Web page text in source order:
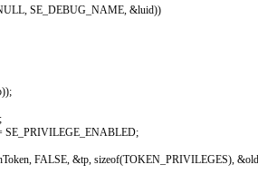
, SE_DEBUG_NAME, &luid))
));
;
SE_PRIVILEGE_ENABLED;
, FALSE, &tp, sizeof(TOKEN_PRIVILEGES), &